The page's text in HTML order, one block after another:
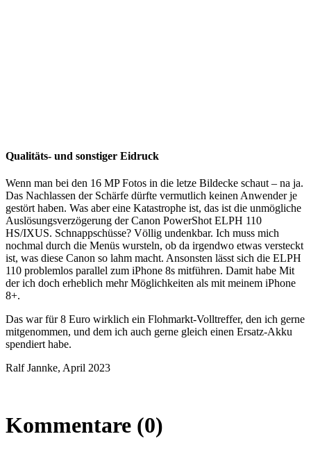
Qualitäts- und sonstiger Eidruck
Wenn man bei den 16 MP Fotos in die letze Bildecke schaut – na ja.
Das Nachlassen der Schärfe dürfte vermutlich keinen Anwender je
gestört haben. Was aber eine Katastrophe ist, das ist die unmögliche
Auslösungsverzögerung der Canon PowerShot ELPH 110
HS/IXUS. Schnappschüsse? Völlig undenkbar. Ich muss mich
nochmal durch die Menüs wursteln, ob da irgendwo etwas versteckt
ist, was diese Canon so lahm macht. Ansonsten lässt sich die ELPH
110 problemlos parallel zum iPhone 8s mitführen. Damit habe Mit
der ich doch erheblich mehr Möglichkeiten als mit meinem iPhone
8+.
Das war für 8 Euro wirklich ein Flohmarkt-Volltreffer, den ich gerne
mitgenommen, und dem ich auch gerne gleich einen Ersatz-Akku
spendiert habe.
Ralf Jannke, April 2023
Kommentare (0)